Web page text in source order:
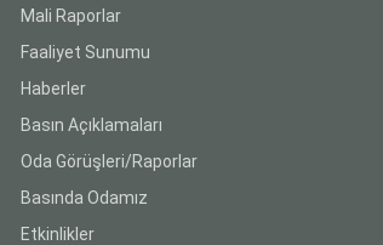
Mali Raporlar
Faaliyet Sunumu
Haberler
Basın Açıklamaları
Oda Görüşleri/Raporlar
Basında Odamız
Etkinlikler